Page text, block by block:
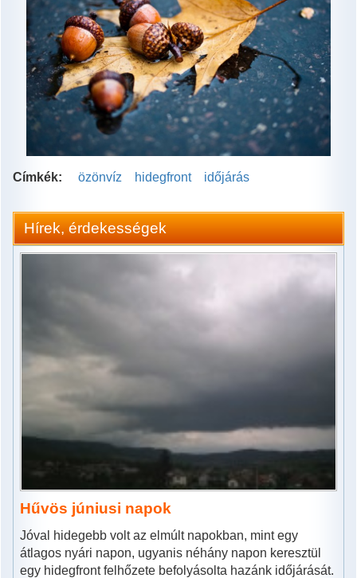
Címkék: özönvíz hidegfront időjárás
Hírek, érdekességek
Hűvös júniusi napok
Jóval hidegebb volt az elmúlt napokban, mint egy
átlagos nyári napon, ugyanis néhány napon keresztül
egy hidegfront felhőzete befolyásolta hazánk időjárását.